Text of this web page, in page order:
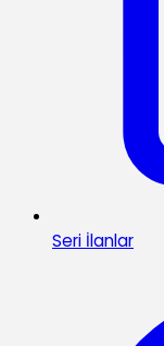
Seri İlanlar